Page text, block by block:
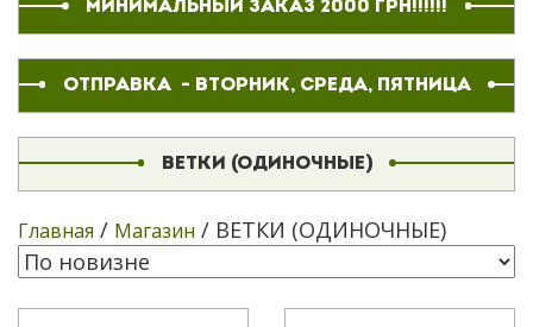
МИНИМАЛЬНЫЙ ЗАКАЗ 2000 ГРН!!!!!!
ОТПРАВКА - ВТОРНИК, СРЕДА, ПЯТНИЦА
ВЕТКИ (ОДИНОЧНЫЕ)
Главная / Магазин / ВЕТКИ (ОДИНОЧНЫЕ)